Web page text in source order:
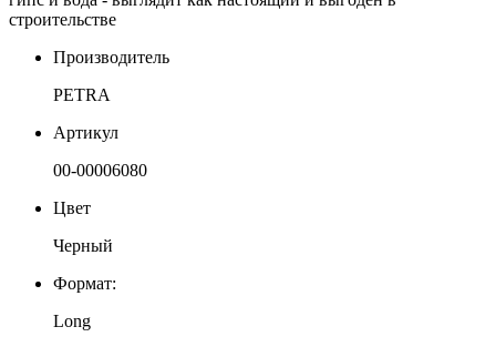
строительстве
Производитель
PETRA
Артикул
00-00006080
Цвет
Черный
Формат:
Long